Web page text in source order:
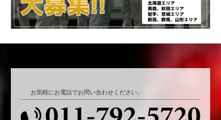
お気軽にお電話でお問い合わせください。